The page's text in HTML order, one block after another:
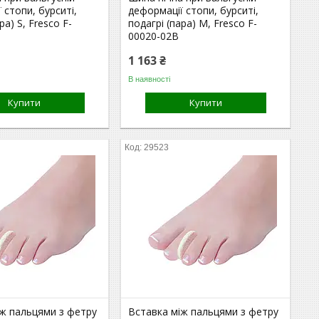
стопи, бурситі,
S, Fresco F-
Купити
деформації стопи, бурситі,
подагрі (пара) M, Fresco F-
00020-02B
1 163 ₴
В наявності
Купити
пальцями з фетру
29523
Вставка між пальцями з фетру